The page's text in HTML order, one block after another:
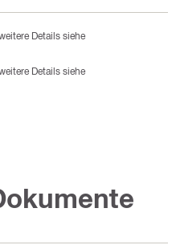
Details siehe
Details siehe